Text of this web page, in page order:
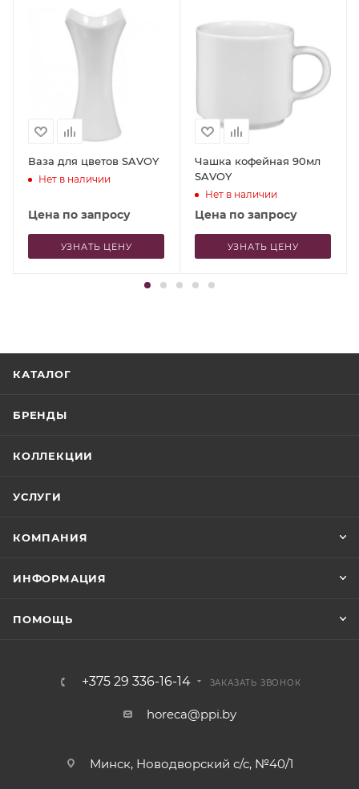
Ваза для цветов SAVOY
Нет в наличии
Цена по запросу
УЗНАТЬ ЦЕНУ
Чашка кофейная 90мл
SAVOY
Нет в наличии
Цена по запросу
УЗНАТЬ ЦЕНУ
КАТАЛОГ
БРЕНДЫ
КОЛЛЕКЦИИ
УСЛУГИ
КОМПАНИЯ
ИНФОРМАЦИЯ
ПОМОЩЬ
+375 29 336-16-14 ЗАКАЗАТЬ ЗВОНОК
horeca@ppi.by
Минск, Новодворский с/с, №40/1